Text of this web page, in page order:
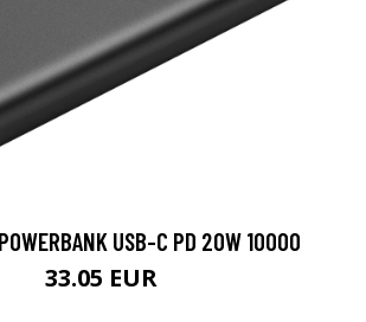
USB-C PD 20W 10000
33.05 EUR